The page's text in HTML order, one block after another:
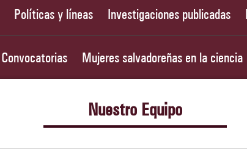
Políticas y líneas Investigaciones publicadas
Convocatorias Mujeres salvadoreñas en la ciencia
Nuestro Equipo